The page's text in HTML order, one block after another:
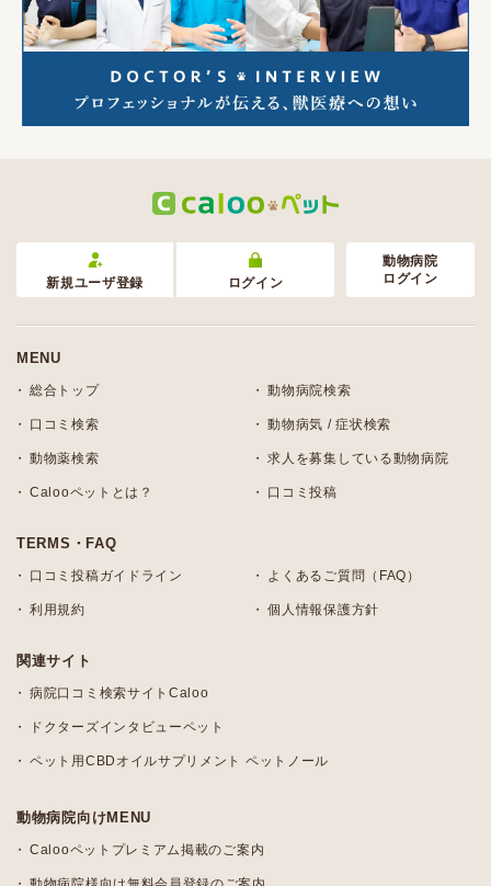
新規ユーザ登録 ログイン
動物病院
ログイン
MENU
総合トップ 動物病院検索
口コミ検索 動物病気 / 症状検索
動物薬検索 求人を募集している動物病院
Calooペットとは？ 口コミ投稿
TERMS・FAQ
口コミ投稿ガイドライン よくあるご質問（FAQ）
利用規約 個人情報保護方針
関連サイト
病院口コミ検索サイトCaloo
ドクターズインタビューペット
ペット用CBDオイルサプリメント ペットノール
動物病院向けMENU
Calooペットプレミアム掲載のご案内